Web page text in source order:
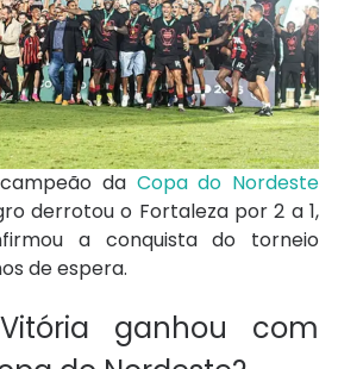
da Copa do Nordeste
derrotou o Fortaleza por 2 a 1,
a conquista do torneio
de espera.
ganhou com